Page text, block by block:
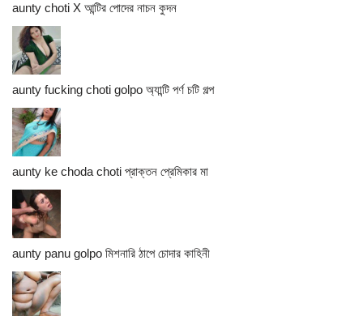
aunty choti X আন্টির পোদের নাচন কুদন
aunty fucking choti golpo অ্যান্টি পর্ণ চটি গল্প
aunty ke choda choti প্রাক্তন প্রেমিকার মা
aunty panu golpo মিশনারি ঠাপে চোদার কাহিনী